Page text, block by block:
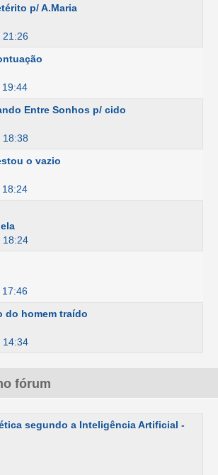
p/ A.Maria
21:26
Entre Sonhos p/ cido
18:38
o vazio
18:24
do homem traído
14:34
fórum
segundo a Inteligência Artificial -